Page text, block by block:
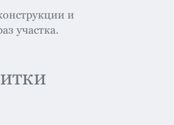
и
участка.